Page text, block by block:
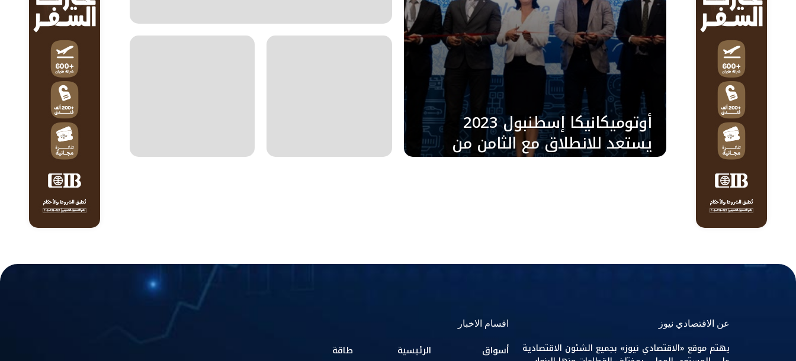
أوتوميكانيكا إسطنبول 2023
يستعد للانطلاق مع الثامن من
يونيو الجاري
عن الاقتصادي نيوز
يهتم موقع «الاقتصادي نيوز» بجميع الشئون الاقتصادية
اقسام الاخبار
أسواق الرئيسية طاقة